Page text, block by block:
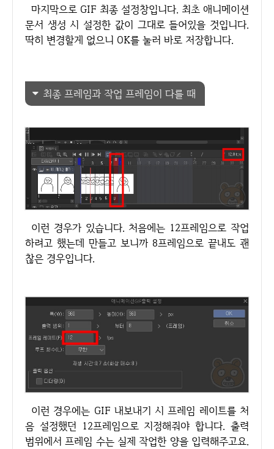
마지막으로 GIF 최종 설정창입니다. 최초 애니메이션
문서 생성 시 설정한 값이 그대로 들어있을 것입니다.
딱히 변경할게 없으니 OK를 눌러 바로 저장합니다.
최종 프레임과 작업 프레임이 다를 때
이런 경우가 있습니다. 처음에는 12프레임으로 작업
하려고 했는데 만들고 보니까 8프레임으로 끝내도 괜
찮은 경우입니다.
이런 경우에는 GIF 내보내기 시 프레임 레이트를 처
음 설정했던 12프레임으로 지정해줘야 합니다. 출력
범위에서 프레임 수는 실제 작업한 양을 입력해주고요.